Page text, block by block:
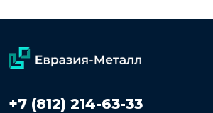
+7 (812) 214-63-33